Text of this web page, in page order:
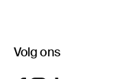
Volg ons